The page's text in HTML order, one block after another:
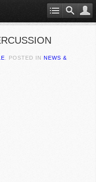
. POSTED IN NEWS &